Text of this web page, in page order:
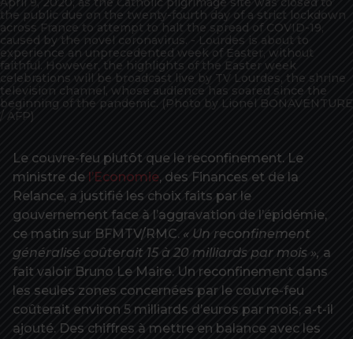
the public due on the twenty-fourth day of a strict lockdown
across France to attempt to halt the spread of COVID-19,
caused by the novel coronavirus. - Lourdes is about to
experience an unprecedented week of Easter, without
faithful. However, the highlights of the Easter week
celebrations will be broadcast live by TV Lourdes, the shrine
television channel, whose audience has soared since the
beginning of the pandemic. (Photo by Lionel BONAVENTURE
/ AFP)
Le couvre-feu plutôt que le reconfinement. Le
ministre de l’Economie, des Finances et de la
Relance, a justifié les choix faits par le
gouvernement face à l’aggravation de l’épidémie,
ce matin sur BFMTV/RMC. « Un reconfinement
généralisé coûterait 15 à 20 milliards par mois », a
fait valoir Bruno Le Maire. Un reconfinement dans
les seules zones concernées par le couvre-feu
coûterait environ 5 milliards d’euros par mois, a-t-il
ajouté. Des chiffres à mettre en balance avec les